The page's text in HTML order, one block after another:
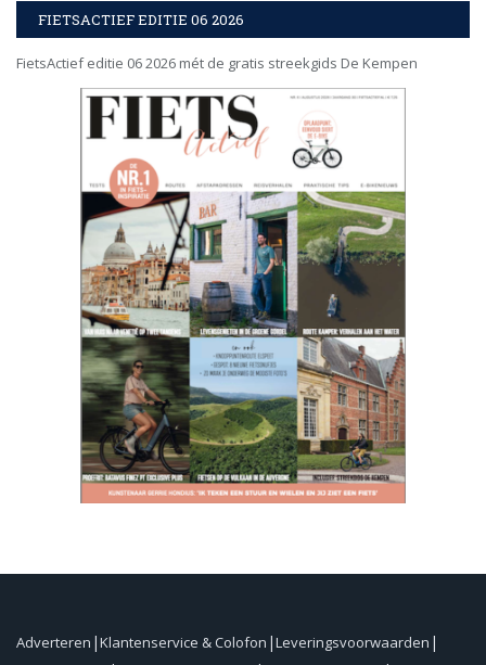
FIETSACTIEF EDITIE 06 2026
FietsActief editie 06 2026 mét de gratis streekgids De Kempen
Adverteren Klantenservice & Colofon Leveringsvoorwaarden